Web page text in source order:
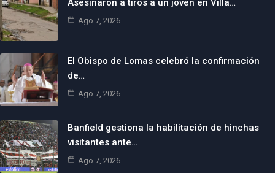
Ago 7, 2026
El Obispo de Lomas celebró la confirmación
de…
Ago 7, 2026
Banfield gestiona la habilitación de hinchas
visitantes ante…
Ago 7, 2026